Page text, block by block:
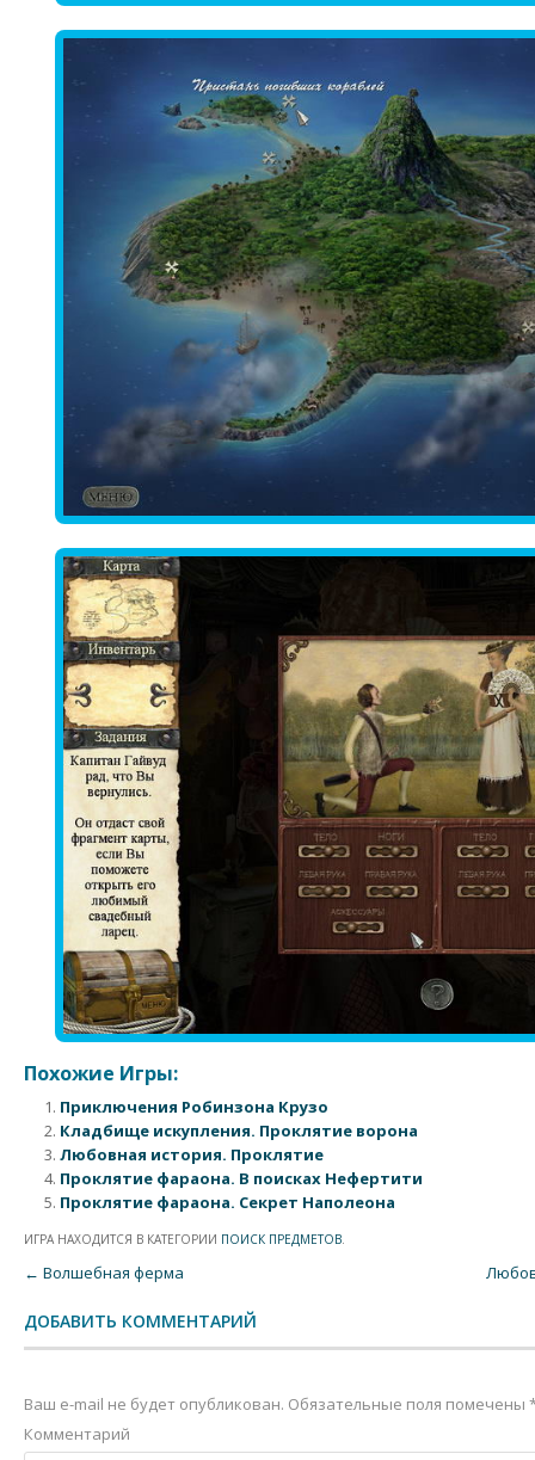
Похожие Игры:
Приключения Робинзона Крузо
Кладбище искупления. Проклятие ворона
Любовная история. Проклятие
Проклятие фараона. В поисках Нефертити
Проклятие фараона. Секрет Наполеона
ИГРА НАХОДИТСЯ В КАТЕГОРИИ ПОИСК ПРЕДМЕТОВ.
Post navigation
← Волшебная ферма
ДОБАВИТЬ КОММЕНТАРИЙ
Ваш e-mail не будет опубликован. Обязательные поля помечены
Комментарий